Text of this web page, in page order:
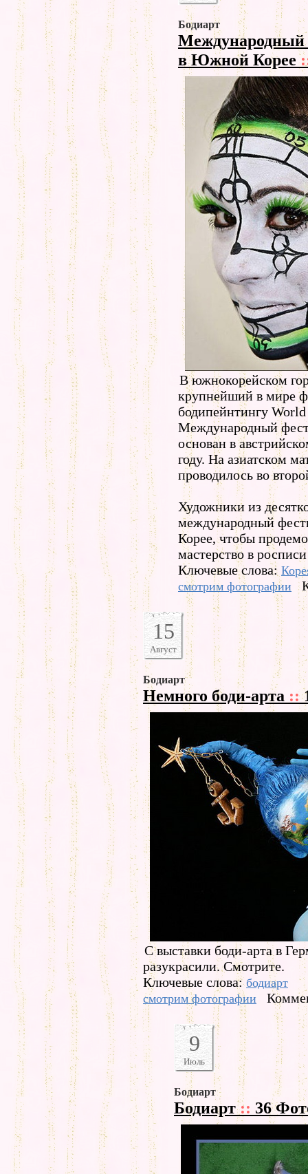
Бодиарт
Международный
в Южной Корее
В южнокорейском
крупнейший в мире
бодипейнтингу
Международный
основан в
году. На азиатском
проводилось во
Художники из
международный
Корее, чтобы
мастерство в
Ключевые слова:
смотрим фотографии
15
Август
Бодиарт
Немного боди-арта ::
С выставки боди-арта в
разукрасили. Смотрите.
Ключевые слова:бодиарт
смотрим фотографии
9
Июль
Бодиарт
Бодиарт:: 36